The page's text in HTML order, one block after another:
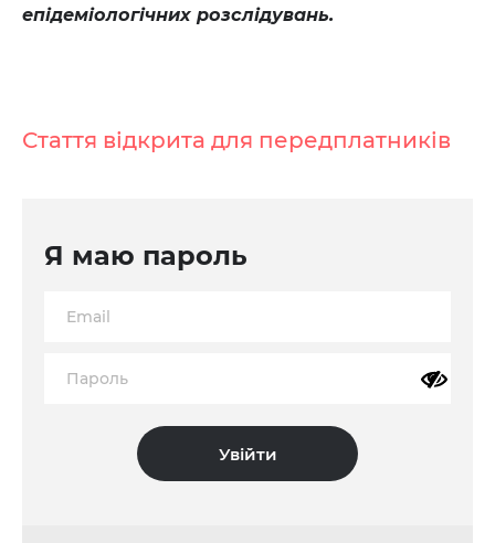
епідеміологічних розслідувань.
Стаття відкрита для передплатників
Я маю пароль